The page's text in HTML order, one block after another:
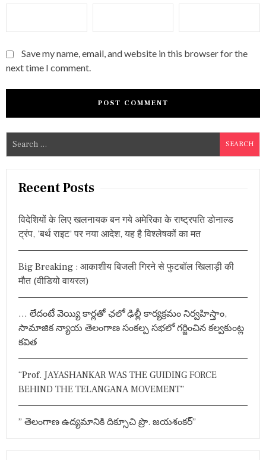
Save my name, email, and website in this browser for the
next time I comment.
a
Recent Posts
विदेशियों के लिए खलनायक बन गये अमेरिका के राष्ट्रपति डोनाल्ड
ट्रंप, ‘बर्थ राइट’ पर नया आदेश, यह है विश्लेषकों का मत
Big Breaking : आकाशीय बिजली गिरने से फुटबॉल खिलाड़ी की
मौत (वीडियो वायरल)
… లేదంటే వెయ్యి కార్లతో ఛలో ఢిల్లీ కార్యక్రమం నిర్వహిస్తాం,
సామాజిక న్యాయ తెలంగాణ సంకల్ప సభలో గర్జించిన కల్వకుంట్ల
కవిత
“Prof. JAYASHANKAR WAS THE GUIDING FORCE
BEHIND THE TELANGANA MOVEMENT”
” తెలంగాణ ఉద్యమానికి దిక్సూచి ప్రొ. జయశంకర్”